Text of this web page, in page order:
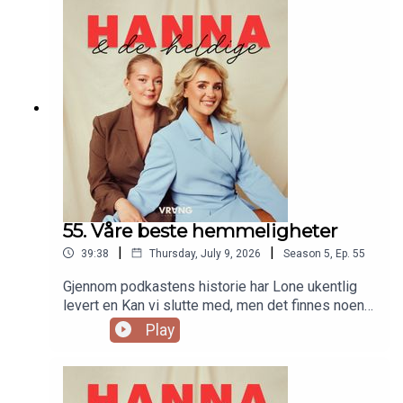
med, for her kommer oppskriften. Og Hanna
leverer noe Lone vil ha printa på en t-skjorte!
55. Våre beste hemmeligheter
39:38 | Thursday, July 9, 2026 | Season 5 Ep. 55
Gjennom podkastens historie har Lone ukentlig
levert en Kan vi slutte med, men det finnes noen
som aldri har sett dagens lys. Og ikke nok med
det, Hanna melder seg også på denne gangen!
bakoverssveis! Hanna avslører sin favorittkonto
Play